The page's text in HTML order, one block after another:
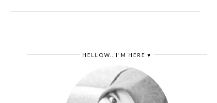
HELLOW.. I'M HERE ♥